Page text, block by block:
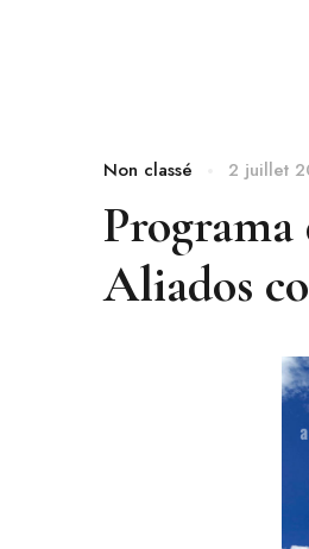
Non classé 2 juillet
Aliados